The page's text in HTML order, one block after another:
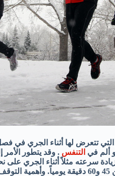
تتعرض لها أثناء الجري في
ألم في التنفس . وقد يتطور الأمر
سرعته مثلاً أثناء الجري على
ممارسة الجري لمدة تتراوح بين 45 و60